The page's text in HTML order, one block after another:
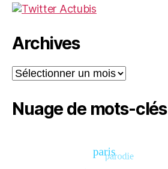
Archives
Archives
Nuage de mots-clés